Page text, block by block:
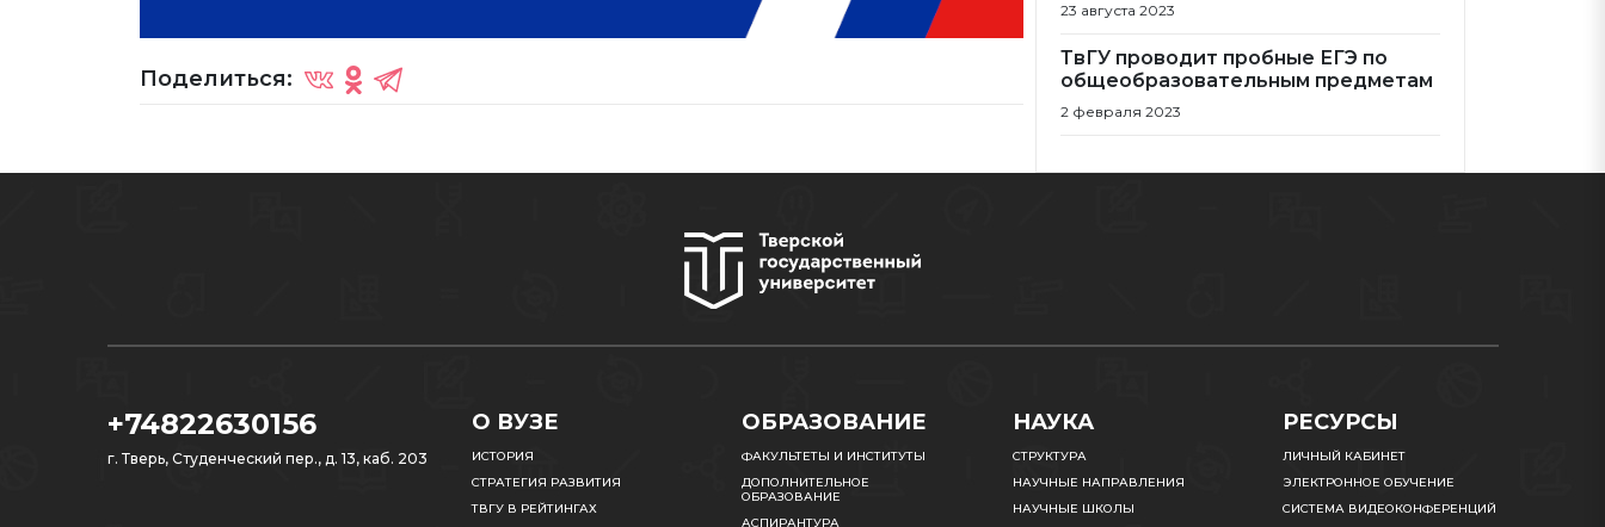
Поделиться:
23 августа 2023
ТвГУ проводит пробные ЕГЭ по
общеобразовательным предметам
2 февраля 2023
+74822630156
г. Тверь, Студенческий пер., д. 13, каб. 203
О ВУЗЕ
ИСТОРИЯ
СТРАТЕГИЯ РАЗВИТИЯ
ТВГУ В РЕЙТИНГАХ
ОБРАЗОВАНИЕ
ФАКУЛЬТЕТЫ И ИНСТИТУТЫ
ДОПОЛНИТЕЛЬНОЕ
ОБРАЗОВАНИЕ
АСПИРАНТУРА
НАУКА
СТРУКТУРА
НАУЧНЫЕ НАПРАВЛЕНИЯ
НАУЧНЫЕ ШКОЛЫ
РЕСУРСЫ
ЛИЧНЫЙ КАБИНЕТ
ЭЛЕКТРОННОЕ ОБУЧЕНИЕ
СИСТЕМА ВИДЕОКОНФЕРЕНЦИЙ